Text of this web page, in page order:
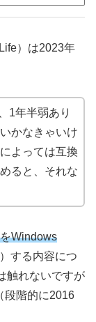
）は2023年
1年半弱あり
かなきゃいけ
よっては互換
ると、それな
Windows
する内容につ
触れないですが
段階的に2016